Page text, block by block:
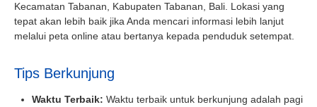
Kecamatan Tabanan, Kabupaten Tabanan, Bali. Lokasi yang
tepat akan lebih baik jika Anda mencari informasi lebih lanjut
melalui peta online atau bertanya kepada penduduk setempat.
Tips Berkunjung
Waktu Terbaik: Waktu terbaik untuk berkunjung adalah pagi